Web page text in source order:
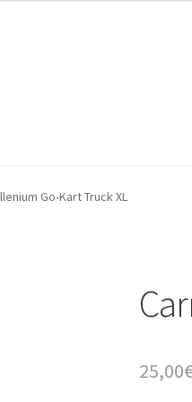
Operadores / Creadores
Go-Kart Truck XL
25,00